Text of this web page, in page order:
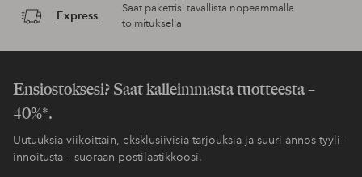
Express
Saat pakettisi tavallista nopeammalla
toimituksella
Ensiostoksesi? Saat kalleimmasta tuotteesta –
40%*.
Uutuuksia viikoittain, eksklusiivisia tarjouksia ja suuri annos tyyli-
innoitusta – suoraan postilaatikkoosi.